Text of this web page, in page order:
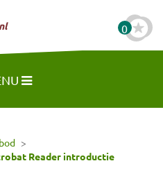
0
Reader introductie